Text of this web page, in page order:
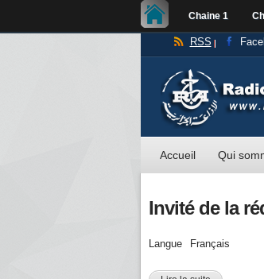
Chaine 1
RSS
Accueil Qui
Invité de la
Langue Français